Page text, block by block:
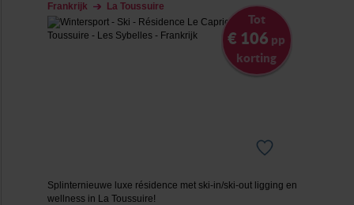
Frankrijk La Toussuire
Tot
€ 106 pp
korting
Splinternieuwe luxe résidence met ski-in/ski-out ligging en
wellness in La Toussuire!